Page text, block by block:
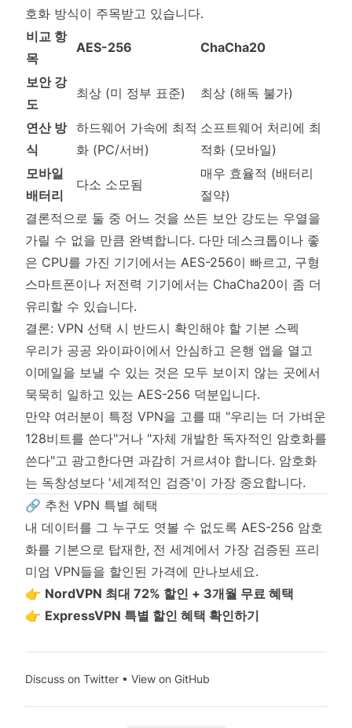
호화 방식이 주목받고 있습니다.
비교 항
목
AES-256 ChaCha20
보안 강
도
최상 (미 정부 표준) 최상 (해독 불가)
연산 방
식
하드웨어 가속에 최적
화 (PC/서버)
소프트웨어 처리에 최
적화 (모바일)
모바일
배터리
다소 소모됨
매우 효율적 (배터리
절약)
결론적으로 둘 중 어느 것을 쓰든 보안 강도는 우열을
가릴 수 없을 만큼 완벽합니다. 다만 데스크톱이나 좋
은 CPU를 가진 기기에서는 AES-256이 빠르고, 구형
스마트폰이나 저전력 기기에서는 ChaCha20이 좀 더
유리할 수 있습니다.
결론: VPN 선택 시 반드시 확인해야 할 기본 스펙
우리가 공공 와이파이에서 안심하고 은행 앱을 열고
이메일을 보낼 수 있는 것은 모두 보이지 않는 곳에서
묵묵히 일하고 있는 AES-256 덕분입니다.
만약 여러분이 특정 VPN을 고를 때 "우리는 더 가벼운
128비트를 쓴다"거나 "자체 개발한 독자적인 암호화를
쓴다"고 광고한다면 과감히 거르셔야 합니다. 암호화
는 독창성보다 '세계적인 검증'이 가장 중요합니다.
🔗 추천 VPN 특별 혜택
내 데이터를 그 누구도 엿볼 수 없도록 AES-256 암호
화를 기본으로 탑재한, 전 세계에서 가장 검증된 프리
미엄 VPN들을 할인된 가격에 만나보세요.
👉 NordVPN 최대 72% 할인 + 3개월 무료 혜택
👉 ExpressVPN 특별 할인 혜택 확인하기
Discuss on Twitter • View on GitHub